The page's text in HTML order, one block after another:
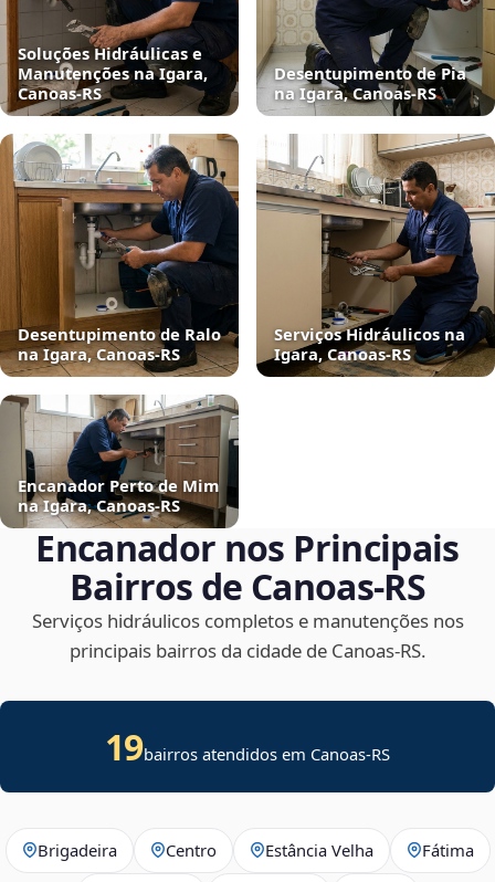
Soluções Hidráulicas e
Manutenções na Igara,
Canoas‑RS
Desentupimento de Pia
na Igara, Canoas‑RS
Desentupimento de Ralo
na Igara, Canoas‑RS
Serviços Hidráulicos na
Igara, Canoas‑RS
Encanador Perto de Mim
na Igara, Canoas‑RS
Encanador nos Principais
Bairros de Canoas‑RS
Serviços hidráulicos completos e manutenções nos
principais bairros da cidade de Canoas‑RS.
19bairros atendidos em Canoas-RS
Brigadeira Centro Estância Velha Fátima